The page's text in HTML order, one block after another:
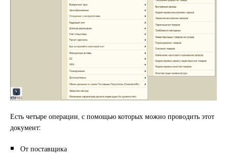
Есть четыре операции, с помощью которых можно проводить этот
документ:
От поставщика